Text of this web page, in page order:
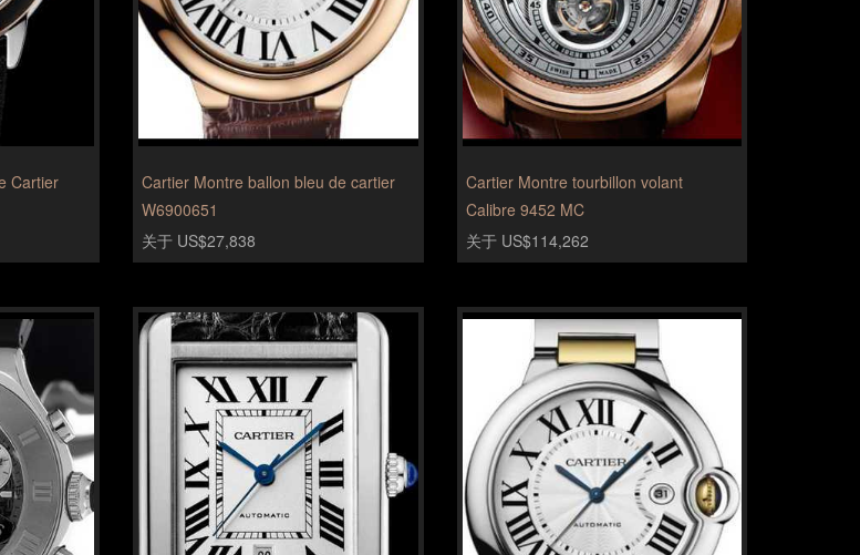
Cartier
Cartier Montre ballon bleu de cartier
W6900651
关于 US$27,838
Cartier Montre tourbillon volant
Calibre 9452 MC
关于 US$114,262